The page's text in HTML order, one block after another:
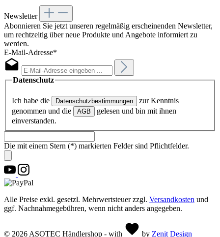
Newsletter
Abonnieren Sie jetzt unseren regelmäßig erscheinenden Newsletter,
um rechtzeitig über neue Produkte und Angebote informiert zu
werden.
E-Mail-Adresse*
Datenschutz
Ich habe die Datenschutzbestimmungen
zur Kenntnis
genommen und die
AGB
gelesen und bin mit ihnen
einverstanden.
Die mit einem Stern (*) markierten Felder sind Pflichtfelder.
Alle Preise exkl. gesetzl. Mehrwertsteuer zzgl. Versandkosten und
ggf. Nachnahmegebühren, wenn nicht anders angegeben.
© 2026 ASOTEC Händlershop - with by Zenit Design